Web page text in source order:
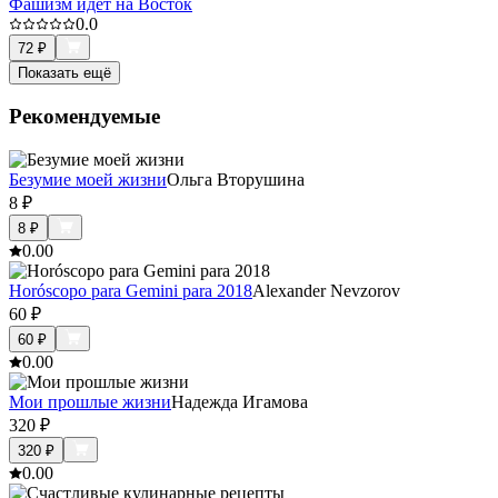
0.0
72 ₽
Показать ещё
Рекомендуемые
Безумие моей жизниОльга Вторушина
8 ₽
8 ₽
0.00
Horóscopo para Gemini para 2018Alexander Nevzorov
60 ₽
60 ₽
0.00
Мои прошлые жизниНадежда Игамова
320 ₽
320 ₽
0.00